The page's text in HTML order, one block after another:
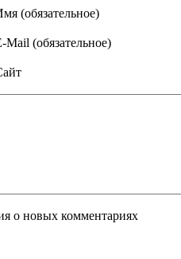
(обязательное)
Mail (обязательное)
о новых комментариях